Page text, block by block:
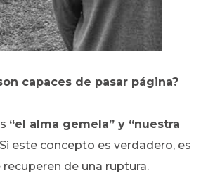
capaces de pasar página?
“el alma gemela” y “nuestra
este concepto es verdadero, es
de una ruptura.